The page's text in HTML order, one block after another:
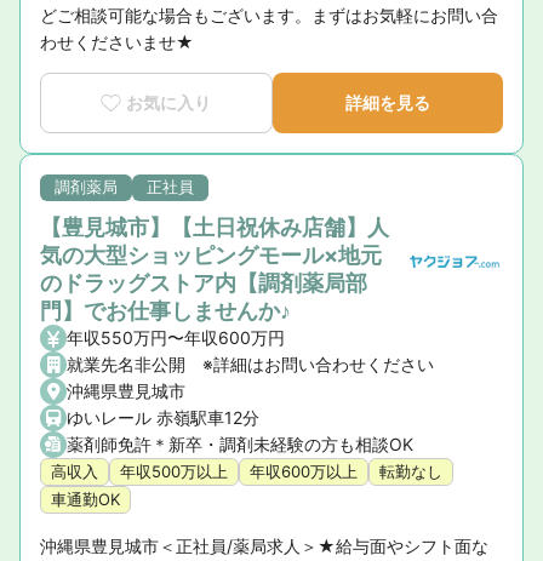
どご相談可能な場合もございます。まずはお気軽にお問い合
わせくださいませ★
お気に入り 詳細を見る
調剤薬局 正社員
【豊見城市】【土日祝休み店舗】人
気の大型ショッピングモール×地元
のドラッグストア内【調剤薬局部
門】でお仕事しませんか♪
年収550万円〜年収600万円
就業先名非公開 ※詳細はお問い合わせください
沖縄県豊見城市
ゆいレール 赤嶺駅車12分
薬剤師免許＊新卒・調剤未経験の方も相談OK
高収入 年収500万以上 年収600万以上
転勤なし
車通勤OK
沖縄県豊見城市＜正社員/薬局求人＞★給与面やシフト面な